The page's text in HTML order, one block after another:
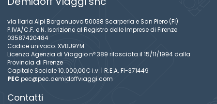
via Ilaria Alpi Borgonuovo 50038 Scarperia e San Piero (FI)
P.IVA/C.F. e N. Iscrizione al Registro delle Imprese di Firenze
03587420484
Codice univoco: XVBJ9YM
Licenza Agenzia di Viaggio n° 389 rilasciata il 15/11/1994 dalla
Provincia di Firenze
Capitale Sociale 10.000,00€ i.v. | R.E.A. FI-371449
PEC pec@pec.demidoffviaggi.com
Contatti